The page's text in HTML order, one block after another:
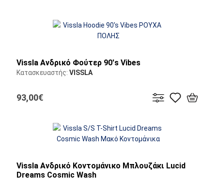
Vissla Ανδρικό Φούτερ 90's Vibes
Κατασκευαστής: VISSLA
93,00€
Vissla Ανδρικό Κοντομάνικο Μπλουζάκι Lucid
Dreams Cosmic Wash